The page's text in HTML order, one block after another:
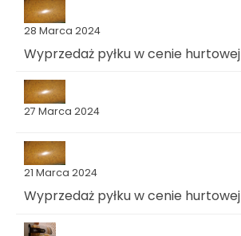
28 Marca 2024
Wyprzedaż pyłku w cenie hurtowej
27 Marca 2024
21 Marca 2024
Wyprzedaż pyłku w cenie hurtowej